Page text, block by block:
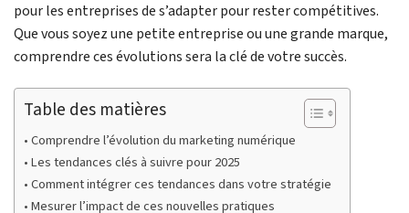
pour les entreprises de s’adapter pour rester compétitives.
Que vous soyez une petite entreprise ou une grande marque,
comprendre ces évolutions sera la clé de votre succès.
Table des matières
Comprendre l’évolution du marketing numérique
Les tendances clés à suivre pour 2025
Comment intégrer ces tendances dans votre stratégie
Mesurer l’impact de ces nouvelles pratiques